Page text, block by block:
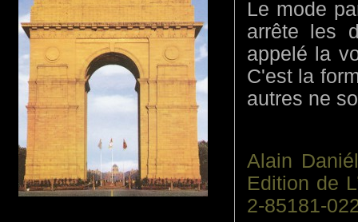
Le mode
arrête les
appelé la
C'est la
autres ne
Alain
Edition de
2-85181-